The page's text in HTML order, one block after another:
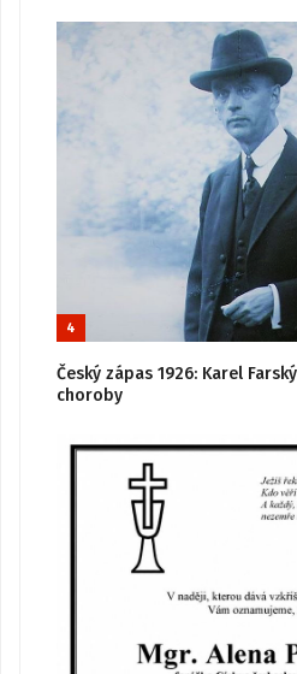
4
Český zápas 1926: Karel
choroby